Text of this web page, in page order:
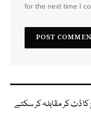
for the next time I
ڈٹ کر مقابلہ کر سکتے